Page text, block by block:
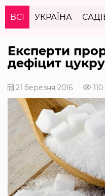
ВСІ УКРАЇНА
Експерти
дефіцит цукру
21 березня 2016 110